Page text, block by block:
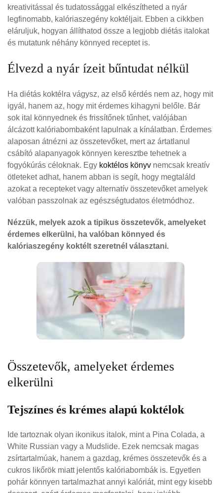
kreativitással és tudatossággal elkészítheted a nyár
legfinomabb, kalóriaszegény koktéljait. Ebben a cikkben
eláruljuk, hogyan állíthatod össze a legjobb diétás italokat
és mutatunk néhány könnyed receptet is.
Élvezd a nyár ízeit bűntudat nélkül
Ha diétás koktélra vágysz, az első kérdés nem az, hogy mit
igyál, hanem az, hogy mit érdemes kihagyni belőle. Bár
sok ital könnyednek és frissítőnek tűnhet, valójában
álcázott kalóriabombaként lapulnak a kínálatban. Érdemes
alaposan átnézni az összetevőket, mert az ártatlanul
csábító alapanyagok könnyen keresztbe tehetnek a
fogyókúrás céloknak. Egy koktélos könyv nemcsak kreatív
ötleteket adhat, hanem abban is segít, hogy megtaláld
azokat a recepteket vagy alternatív összetevőket amelyek
valóban passzolnak az egészségtudatos életmódhoz.
Nézzük, melyek azok a tipikus összetevők, amelyeket
érdemes elkerülni, ha valóban könnyed és
kalóriaszegény koktélt szeretnél választani.
Összetevők, amelyeket érdemes
elkerülni
Tejszínes és krémes alapú koktélok
Ide tartoznak olyan ikonikus italok, mint a Pina Colada, a
White Russian vagy a Mudslide. Ezek nemcsak magas
zsírtartalmúak, hanem a gazdag, krémes összetevők és a
cukros likőrök miatt jelentős kalóriabombák is. Egyetlen
pohár könnyen tartalmazhat annyi kalóriát, mint egy kisebb